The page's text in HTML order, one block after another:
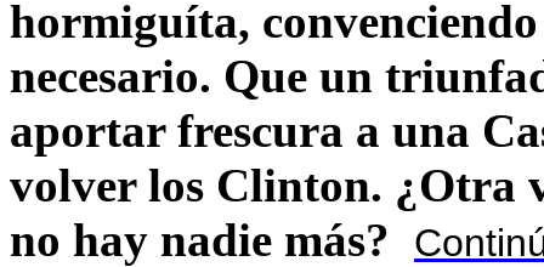
hormiguíta,
necesario. Que un
aportar frescura a una
volver los Clinton. ¿Otra
no hay nadie más?